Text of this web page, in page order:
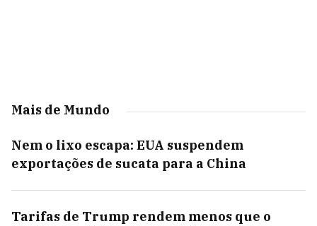
Mais de Mundo
Nem o lixo escapa: EUA suspendem
exportações de sucata para a China
Tarifas de Trump rendem menos que o